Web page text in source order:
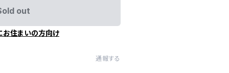
out
お住まいの方向け
通報する